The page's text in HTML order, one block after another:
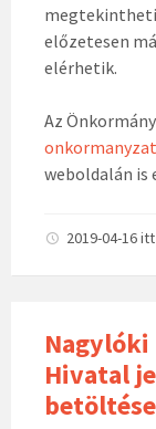
előzetesen
elérhetik.
Az
weboldalán is
2019-04-16itt
Nagylóki
Hivatal
betöltése